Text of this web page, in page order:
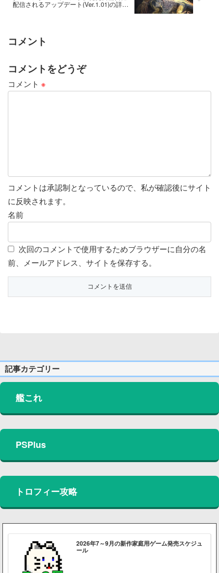
配信されるアップデート(Ver.1.01)の詳細
コメント
コメントをどうぞ
コメント ※
コメントは承認制となっているので、私が確認後にサイト
に反映されます。
名前
次回のコメントで使用するためブラウザーに自分の名
前、メールアドレス、サイトを保存する。
記事カテゴリー
艦これ
PSPlus
トロフィー攻略
2026年7～9月の新作家庭用ゲーム発売スケジュ
ール